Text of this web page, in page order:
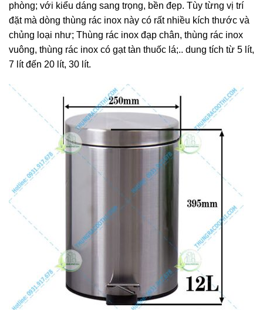
phòng; với kiểu dáng sang trọng, bền đẹp. Tùy từng vị trí
đặt mà dòng thùng rác inox này có rất nhiều kích thước và
chủng loại như; Thùng rác inox đạp chân, thùng rác inox
vuông, thùng rác inox có gạt tàn thuốc lá;.. dung tích từ 5 lít,
7 lít đến 20 lít, 30 lít.